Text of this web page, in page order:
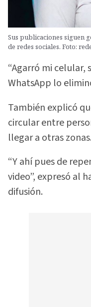
Sus publicaciones siguen
de redes sociales. Foto:
“Agarró mi celular,
WhatsApp lo
También explicó
circular entre
llegar a otras zonas.
“Y ahí pues de
video”, expresó al
difusión.